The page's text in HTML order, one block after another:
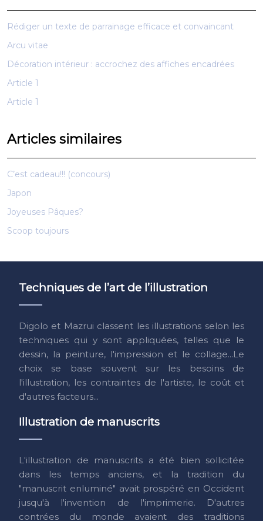
Rédiger un texte de parrainage efficace et convaincant
Arcu vitae
Décoration intérieur : accrochez des affiches encadrées
Article 1
Article 1
Articles similaires
C’est cadeau!!! (concours)
Japon
Joyeuses Pâques?
Scoop toujours
Techniques de l’art de l’illustration
Digolo et Mazrui classent les illustrations selon les
techniques qui y sont appliquées, telles que le
dessin, la peinture, l'impression et le collage...Le
choix se base souvent sur les besoins de
l'illustration, les contraintes de l'artiste, le coût et
d'autres facteurs...
Illustration de manuscrits
L'illustration de manuscrits a été bien sollicitée
dans les temps anciens, et la tradition du
"manuscrit enluminé" avait prospéré en Occident
jusqu'à l'invention de l'imprimerie. D'autres
contrées du monde avaient des traditions